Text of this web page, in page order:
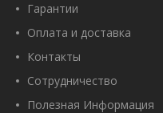
Гарантии
Оплата и доставка
Контакты
Сотрудничество
Полезная Информация